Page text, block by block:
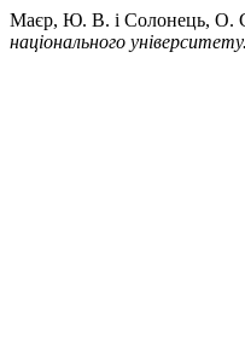
Маєр, Ю. В. і Солонець,
національного